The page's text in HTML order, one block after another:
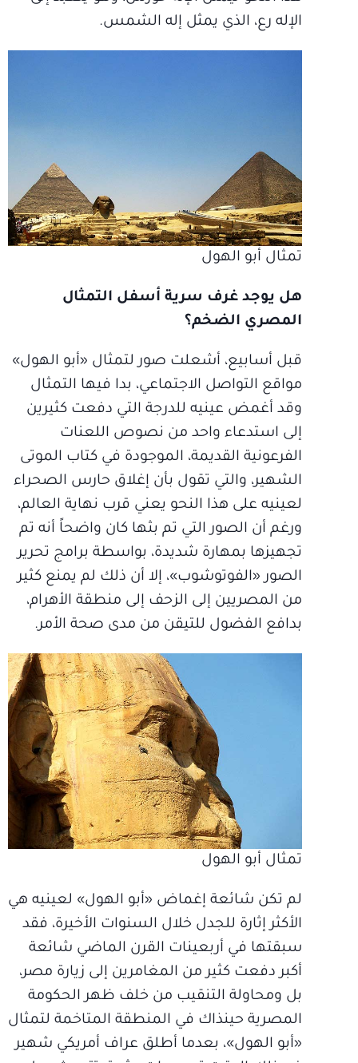
الإله رع، الذي يمثل إله الشمس.
تمثال أبو الهول
هل يوجد غرف سرية أسفل التمثال
المصري الضخم؟
قبل أسابيع، أشعلت صور لتمثال «أبو الهول»
مواقع التواصل الاجتماعي، بدا فيها التمثال
وقد أغمض عينيه للدرجة التي دفعت كثيرين
إلى استدعاء واحد من نصوص اللعنات
الفرعونية القديمة، الموجودة في كتاب الموتى
الشهير، والتي تقول بأن إغلاق حارس الصحراء
لعينيه على هذا النحو يعني قرب نهاية العالم،
ورغم أن الصور التي تم بثها كان واضحاً أنه تم
تجهيزها بمهارة شديدة، بواسطة برامج تحرير
الصور «الفوتوشوب»، إلا أن ذلك لم يمنع كثير
من المصريين إلى الزحف إلى منطقة الأهرام،
بدافع الفضول للتيقن من مدى صحة الأمر.
تمثال أبو الهول
لم تكن شائعة إغماض «أبو الهول» لعينيه هي
الأكثر إثارة للجدل خلال السنوات الأخيرة، فقد
سبقتها في أربعينات القرن الماضي شائعة
أكبر دفعت كثير من المغامرين إلى زيارة مصر،
بل ومحاولة التنقيب من خلف ظهر الحكومة
المصرية حينذاك في المنطقة المتاخمة لتمثال
«أبو الهول»، بعدما أطلق عراف أمريكي شهير